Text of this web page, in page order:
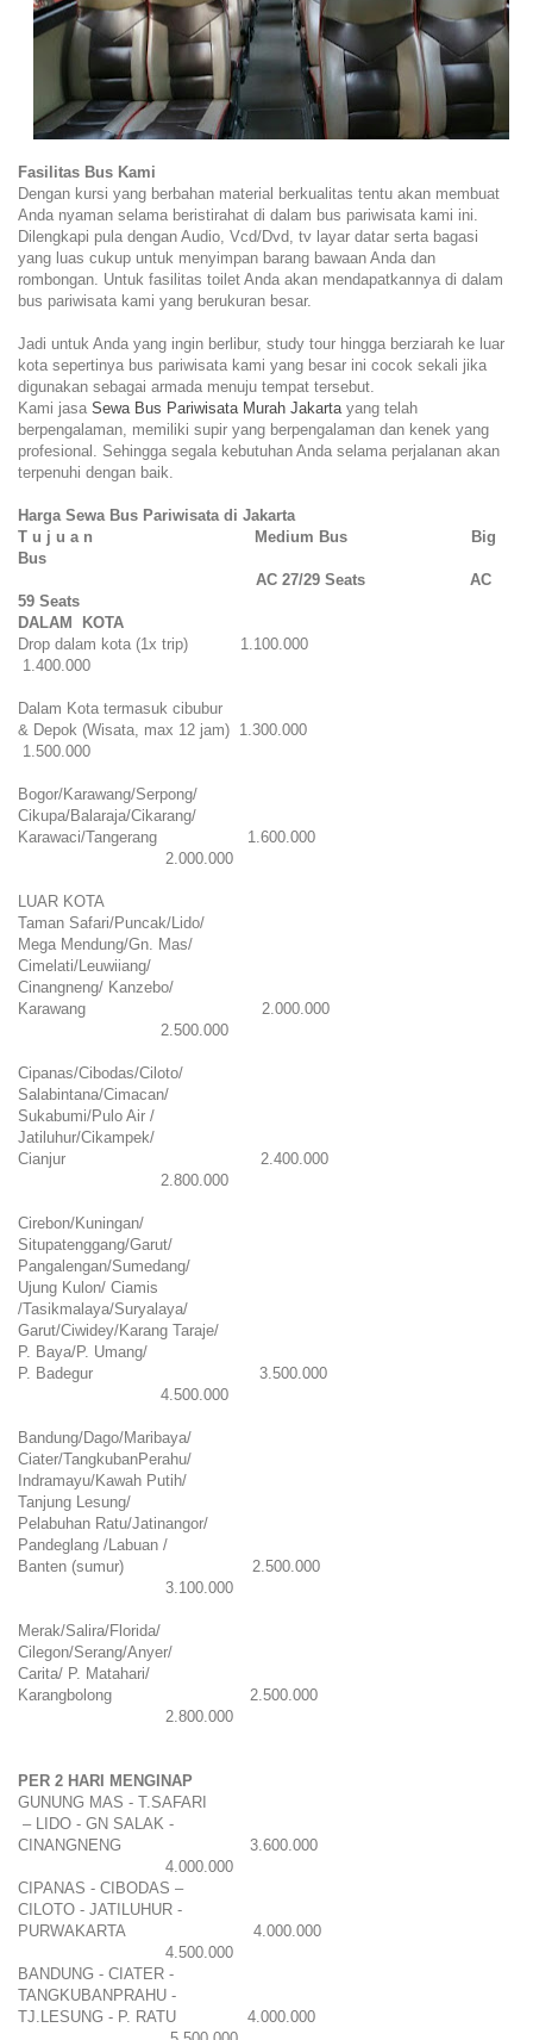
Fasilitas Bus Kami
Dengan kursi yang berbahan material berkualitas tentu akan membuat
Anda nyaman selama beristirahat di dalam bus pariwisata kami ini.
Dilengkapi pula dengan Audio, Vcd/Dvd, tv layar datar serta bagasi
yang luas cukup untuk menyimpan barang bawaan Anda dan
rombongan. Untuk fasilitas toilet Anda akan mendapatkannya di dalam
bus pariwisata kami yang berukuran besar.
Jadi untuk Anda yang ingin berlibur, study tour hingga berziarah ke luar
kota sepertinya bus pariwisata kami yang besar ini cocok sekali jika
digunakan sebagai armada menuju tempat tersebut.
Kami jasa Sewa Bus Pariwisata Murah Jakartayang telah
berpengalaman, memiliki supir yang berpengalaman dan kenek yang
profesional. Sehingga segala kebutuhan Anda selama perjalanan akan
terpenuhi dengan baik.
Harga Sewa Bus Pariwisata di Jakarta
T u j u a n
Medium Bus
Big
Bus
AC 27/29 Seats
AC
59 Seats
DALAM KOTA
Drop dalam kota (1x trip)
1.100.000
1.400.000
Dalam Kota termasuk cibubur
& Depok (Wisata, max 12 jam) 1.300.000
1.500.000
Bogor/Karawang/Serpong/
Cikupa/Balaraja/Cikarang/
Karawaci/Tangerang
1.600.000
2.000.000
LUAR KOTA
Taman Safari/Puncak/Lido/
Mega Mendung/Gn. Mas/
Cimelati/Leuwiiang/
Cinangneng/ Kanzebo/
Karawang
2.000.000
2.500.000
Cipanas/Cibodas/Ciloto/
Salabintana/Cimacan/
Sukabumi/Pulo Air /
Jatiluhur/Cikampek/
Cianjur
2.400.000
2.800.000
Cirebon/Kuningan/
Situpatenggang/Garut/
Pangalengan/Sumedang/
Ujung Kulon/ Ciamis
/Tasikmalaya/Suryalaya/
Garut/Ciwidey/Karang Taraje/
P. Baya/P. Umang/
P. Badegur
3.500.000
4.500.000
Bandung/Dago/Maribaya/
Ciater/TangkubanPerahu/
Indramayu/Kawah Putih/
Tanjung Lesung/
Pelabuhan Ratu/Jatinangor/
Pandeglang /Labuan /
Banten (sumur)
2.500.000
3.100.000
Merak/Salira/Florida/
Cilegon/Serang/Anyer/
Carita/ P. Matahari/
Karangbolong
2.500.000
2.800.000
PER 2 HARI MENGINAP
GUNUNG MAS - T.SAFARI
– LIDO - GN SALAK -
CINANGNENG
3.600.000
4.000.000
CIPANAS - CIBODAS –
CILOTO - JATILUHUR -
PURWAKARTA
4.000.000
4.500.000
BANDUNG - CIATER -
TANGKUBANPRAHU -
TJ.LESUNG - P. RATU
4.000.000